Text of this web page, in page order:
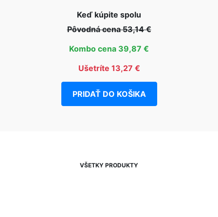
Keď kúpite spolu
Pôvodná cena 53,14 €
Kombo cena 39,87 €
Ušetríte 13,27 €
PRIDAŤ DO KOŠIKA
VŠETKY PRODUKTY